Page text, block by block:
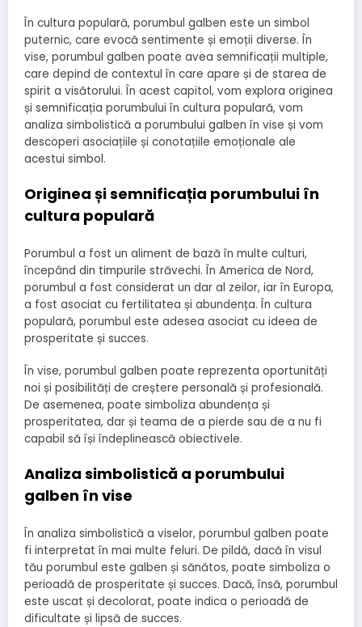
În cultura populară, porumbul galben este un simbol
puternic, care evocă sentimente și emoții diverse. În
vise, porumbul galben poate avea semnificații multiple,
care depind de contextul în care apare și de starea de
spirit a visătorului. În acest capitol, vom explora originea
și semnificația porumbului în cultura populară, vom
analiza simbolistică a porumbului galben în vise și vom
descoperi asociațiile și conotațiile emoționale ale
acestui simbol.
Originea și semnificația porumbului în
cultura populară
Porumbul a fost un aliment de bază în multe culturi,
începând din timpurile străvechi. În America de Nord,
porumbul a fost considerat un dar al zeilor, iar în Europa,
a fost asociat cu fertilitatea și abundența. În cultura
populară, porumbul este adesea asociat cu ideea de
prosperitate și succes.
În vise, porumbul galben poate reprezenta oportunități
noi și posibilități de creștere personală și profesională.
De asemenea, poate simboliza abundența și
prosperitatea, dar și teama de a pierde sau de a nu fi
capabil să își îndeplinească obiectivele.
Analiza simbolistică a porumbului
galben în vise
În analiza simbolistică a viselor, porumbul galben poate
fi interpretat în mai multe feluri. De pildă, dacă în visul
tău porumbul este galben și sănătos, poate simboliza o
perioadă de prosperitate și succes. Dacă, însă, porumbul
este uscat și decolorat, poate indica o perioadă de
dificultate și lipsă de succes.